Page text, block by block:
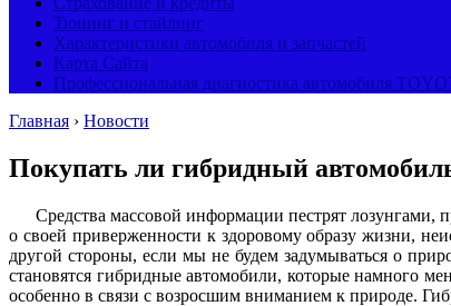
Тюнинг и стайлинг
Характеристики автомобиля и запчастей
Карта Сайта
Профессиональная диагностика автомобиля
Главная › Новости
Покупать ли гибридный
Средства массовой информации пестрят
о своей приверженности к здоровому образу жизни,
другой стороны, если мы не будем задумываться о
становятся гибридные автомобили, которые намного
особенно в связи с возросшим вниманием к природе.